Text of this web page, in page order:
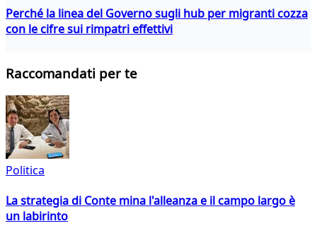
Perché la linea del Governo sugli hub per migranti cozza
con le cifre sui rimpatri effettivi
Raccomandati per te
Politica
La strategia di Conte mina l'alleanza e il campo largo è
un labirinto